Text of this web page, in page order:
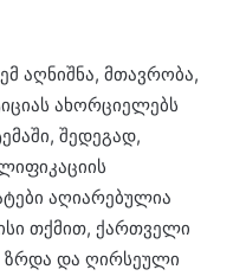
აღნიშნა, მთავრობა,
ახორციელებს
შედეგად,
აღიარებულია
თქმით, ქართველი
ზრდა და ღირსეული